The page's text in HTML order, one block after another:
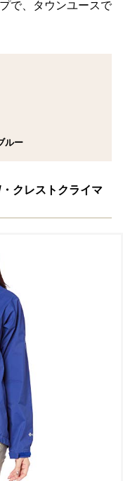
で、タウンユースで
ルー
クレストクライマ